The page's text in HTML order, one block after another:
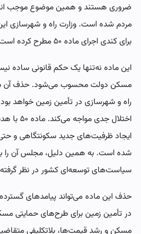
ضروری هستند و همین موضوع موجب
مردم شده است. وزارت راه و شهرسازی
برای کندی اجرای ماده ۵۰ مطرح کرده است.
این ماده نه‌تنها یک حکم قانونی
مسکن دولت محسوب می‌شود. حذف آن به
راه و شهرسازی در تأمین زمین خواهد بود
اختلال
ایجاد ظرفیت‌های جدید سکونتگاهی و
شده است. به همین دلیل، مجلس آن را
سیاست‌های توسعه‌ای کشور در نظر
حذف این ماده می‌تواند پیامدهای
در تأمین زمین برای طرح‌های حمایتی
مسکن و رشد قیمت‌ها، بلاتکلیفی